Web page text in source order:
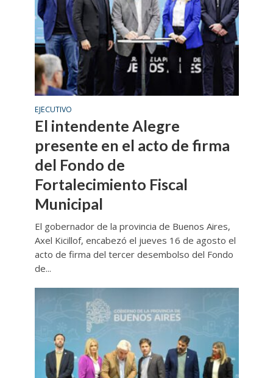
EJECUTIVO
El intendente Alegre
presente en el acto de firma
del Fondo de
Fortalecimiento Fiscal
Municipal
El gobernador de la provincia de Buenos Aires,
Axel Kicillof, encabezó el jueves 16 de agosto el
acto de firma del tercer desembolso del Fondo
de...